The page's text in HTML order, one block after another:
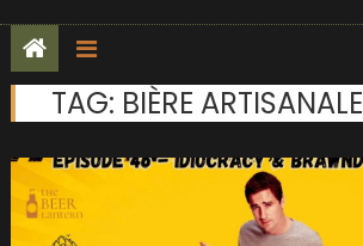
TAG: BIÈRE ARTISANALE